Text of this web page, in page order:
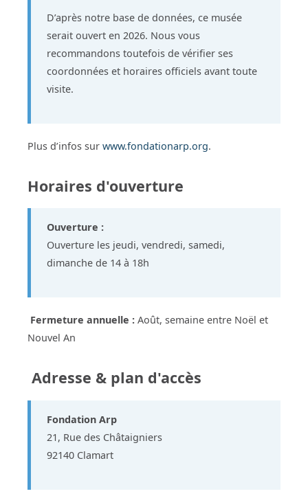
D’après notre base de données, ce musée
serait ouvert en 2026. Nous vous
recommandons toutefois de vérifier ses
coordonnées et horaires officiels avant toute
visite.
Plus d’infos sur www.fondationarp.org.
Horaires d'ouverture
Ouverture :
Ouverture les jeudi, vendredi, samedi,
dimanche de 14 à 18h
Fermeture annuelle : Août, semaine entre Noël et
Nouvel An
Adresse & plan d'accès
Fondation Arp
21, Rue des Châtaigniers
92140 Clamart